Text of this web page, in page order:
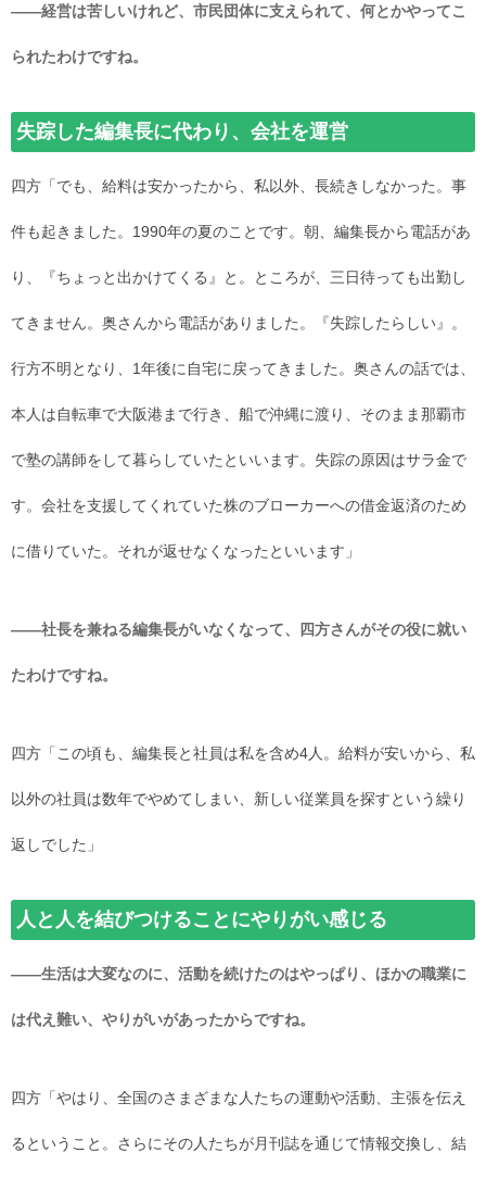
――経営は苦しいけれど、市民団体に支えられて、何とかやってこ
られたわけですね。
失踪した編集長に代わり、会社を運営
四方「でも、給料は安かったから、私以外、長続きしなかった。事
件も起きました。1990年の夏のことです。朝、編集長から電話があ
り、『ちょっと出かけてくる』と。ところが、三日待っても出勤し
てきません。奥さんから電話がありました。『失踪したらしい』。
行方不明となり、1年後に自宅に戻ってきました。奥さんの話では、
本人は自転車で大阪港まで行き、船で沖縄に渡り、そのまま那覇市
で塾の講師をして暮らしていたといいます。失踪の原因はサラ金で
す。会社を支援してくれていた株のブローカーへの借金返済のため
に借りていた。それが返せなくなったといいます」
――社長を兼ねる編集長がいなくなって、四方さんがその役に就い
たわけですね。
四方「この頃も、編集長と社員は私を含め4人。給料が安いから、私
以外の社員は数年でやめてしまい、新しい従業員を探すという繰り
返しでした」
人と人を結びつけることにやりがい感じる
――生活は大変なのに、活動を続けたのはやっぱり、ほかの職業に
は代え難い、やりがいがあったからですね。
四方「やはり、全国のさまざまな人たちの運動や活動、主張を伝え
るということ。さらにその人たちが月刊誌を通じて情報交換し、結